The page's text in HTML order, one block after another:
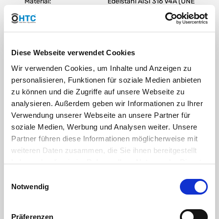
Diese Webseite verwendet Cookies
Wir verwenden Cookies, um Inhalte und Anzeigen zu
personalisieren, Funktionen für soziale Medien anbieten
zu können und die Zugriffe auf unsere Webseite zu
analysieren. Außerdem geben wir Informationen zu Ihrer
Verwendung unserer Webseite an unsere Partner für
soziale Medien, Werbung und Analysen weiter. Unsere
Partner führen diese Informationen möglicherweise mit
weiteren Daten zusammen, die Sie ihnen bereitgestellt
haben oder die sie im Rahmen Ihrer Nutzung der Dienste
Cookies, wenn Sie unsere Webseite weiterhin nutzen.
Notwendig
Präferenzen
EN 10213-4 / DIN 1.4408)
DIN:
Dimensionen konform ISO
4144, Anschlussgewinde
21)
Farbe: Grau Edelstahl
Edelstahl (nach EN 10020) ist eine Bezeichnung für legierte
oder unlegierte Stähle mit besonderem Reinheitsgrad. Stähle,
Eisenbegleiter) 0,025% nicht überschreitet.
Die Legierung 316 ist eine Standard Stahlsorte mit Molybdän.
Korrosionsbeständigkeit als 304, insbesondere eine höhere